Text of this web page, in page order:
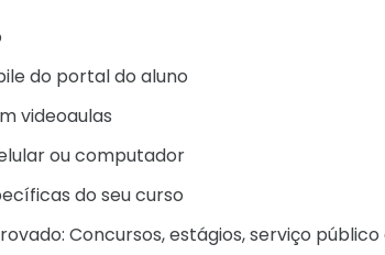
do portal do aluno
videoaulas
ou computador
do seu curso
Concursos, estágios, serviço público